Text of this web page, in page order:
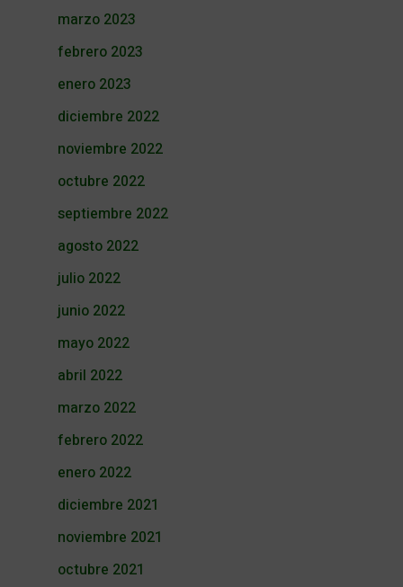
marzo 2023
febrero 2023
enero 2023
diciembre 2022
noviembre 2022
octubre 2022
septiembre 2022
agosto 2022
julio 2022
junio 2022
mayo 2022
abril 2022
marzo 2022
febrero 2022
enero 2022
diciembre 2021
noviembre 2021
octubre 2021